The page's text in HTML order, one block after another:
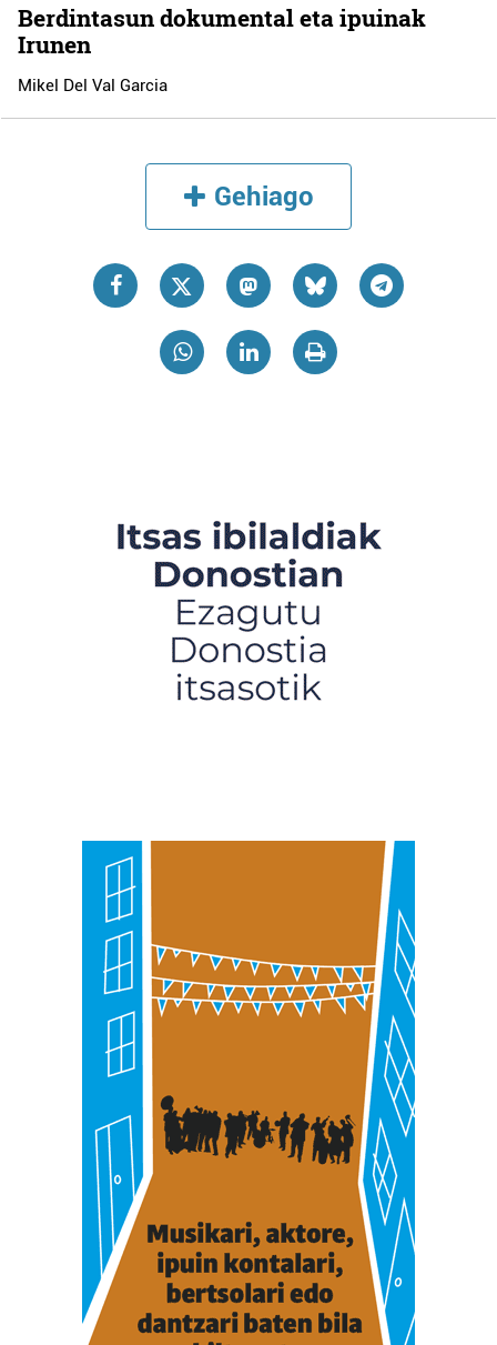
Berdintasun dokumental eta ipuinak
Irunen
Mikel Del Val Garcia
Gehiago